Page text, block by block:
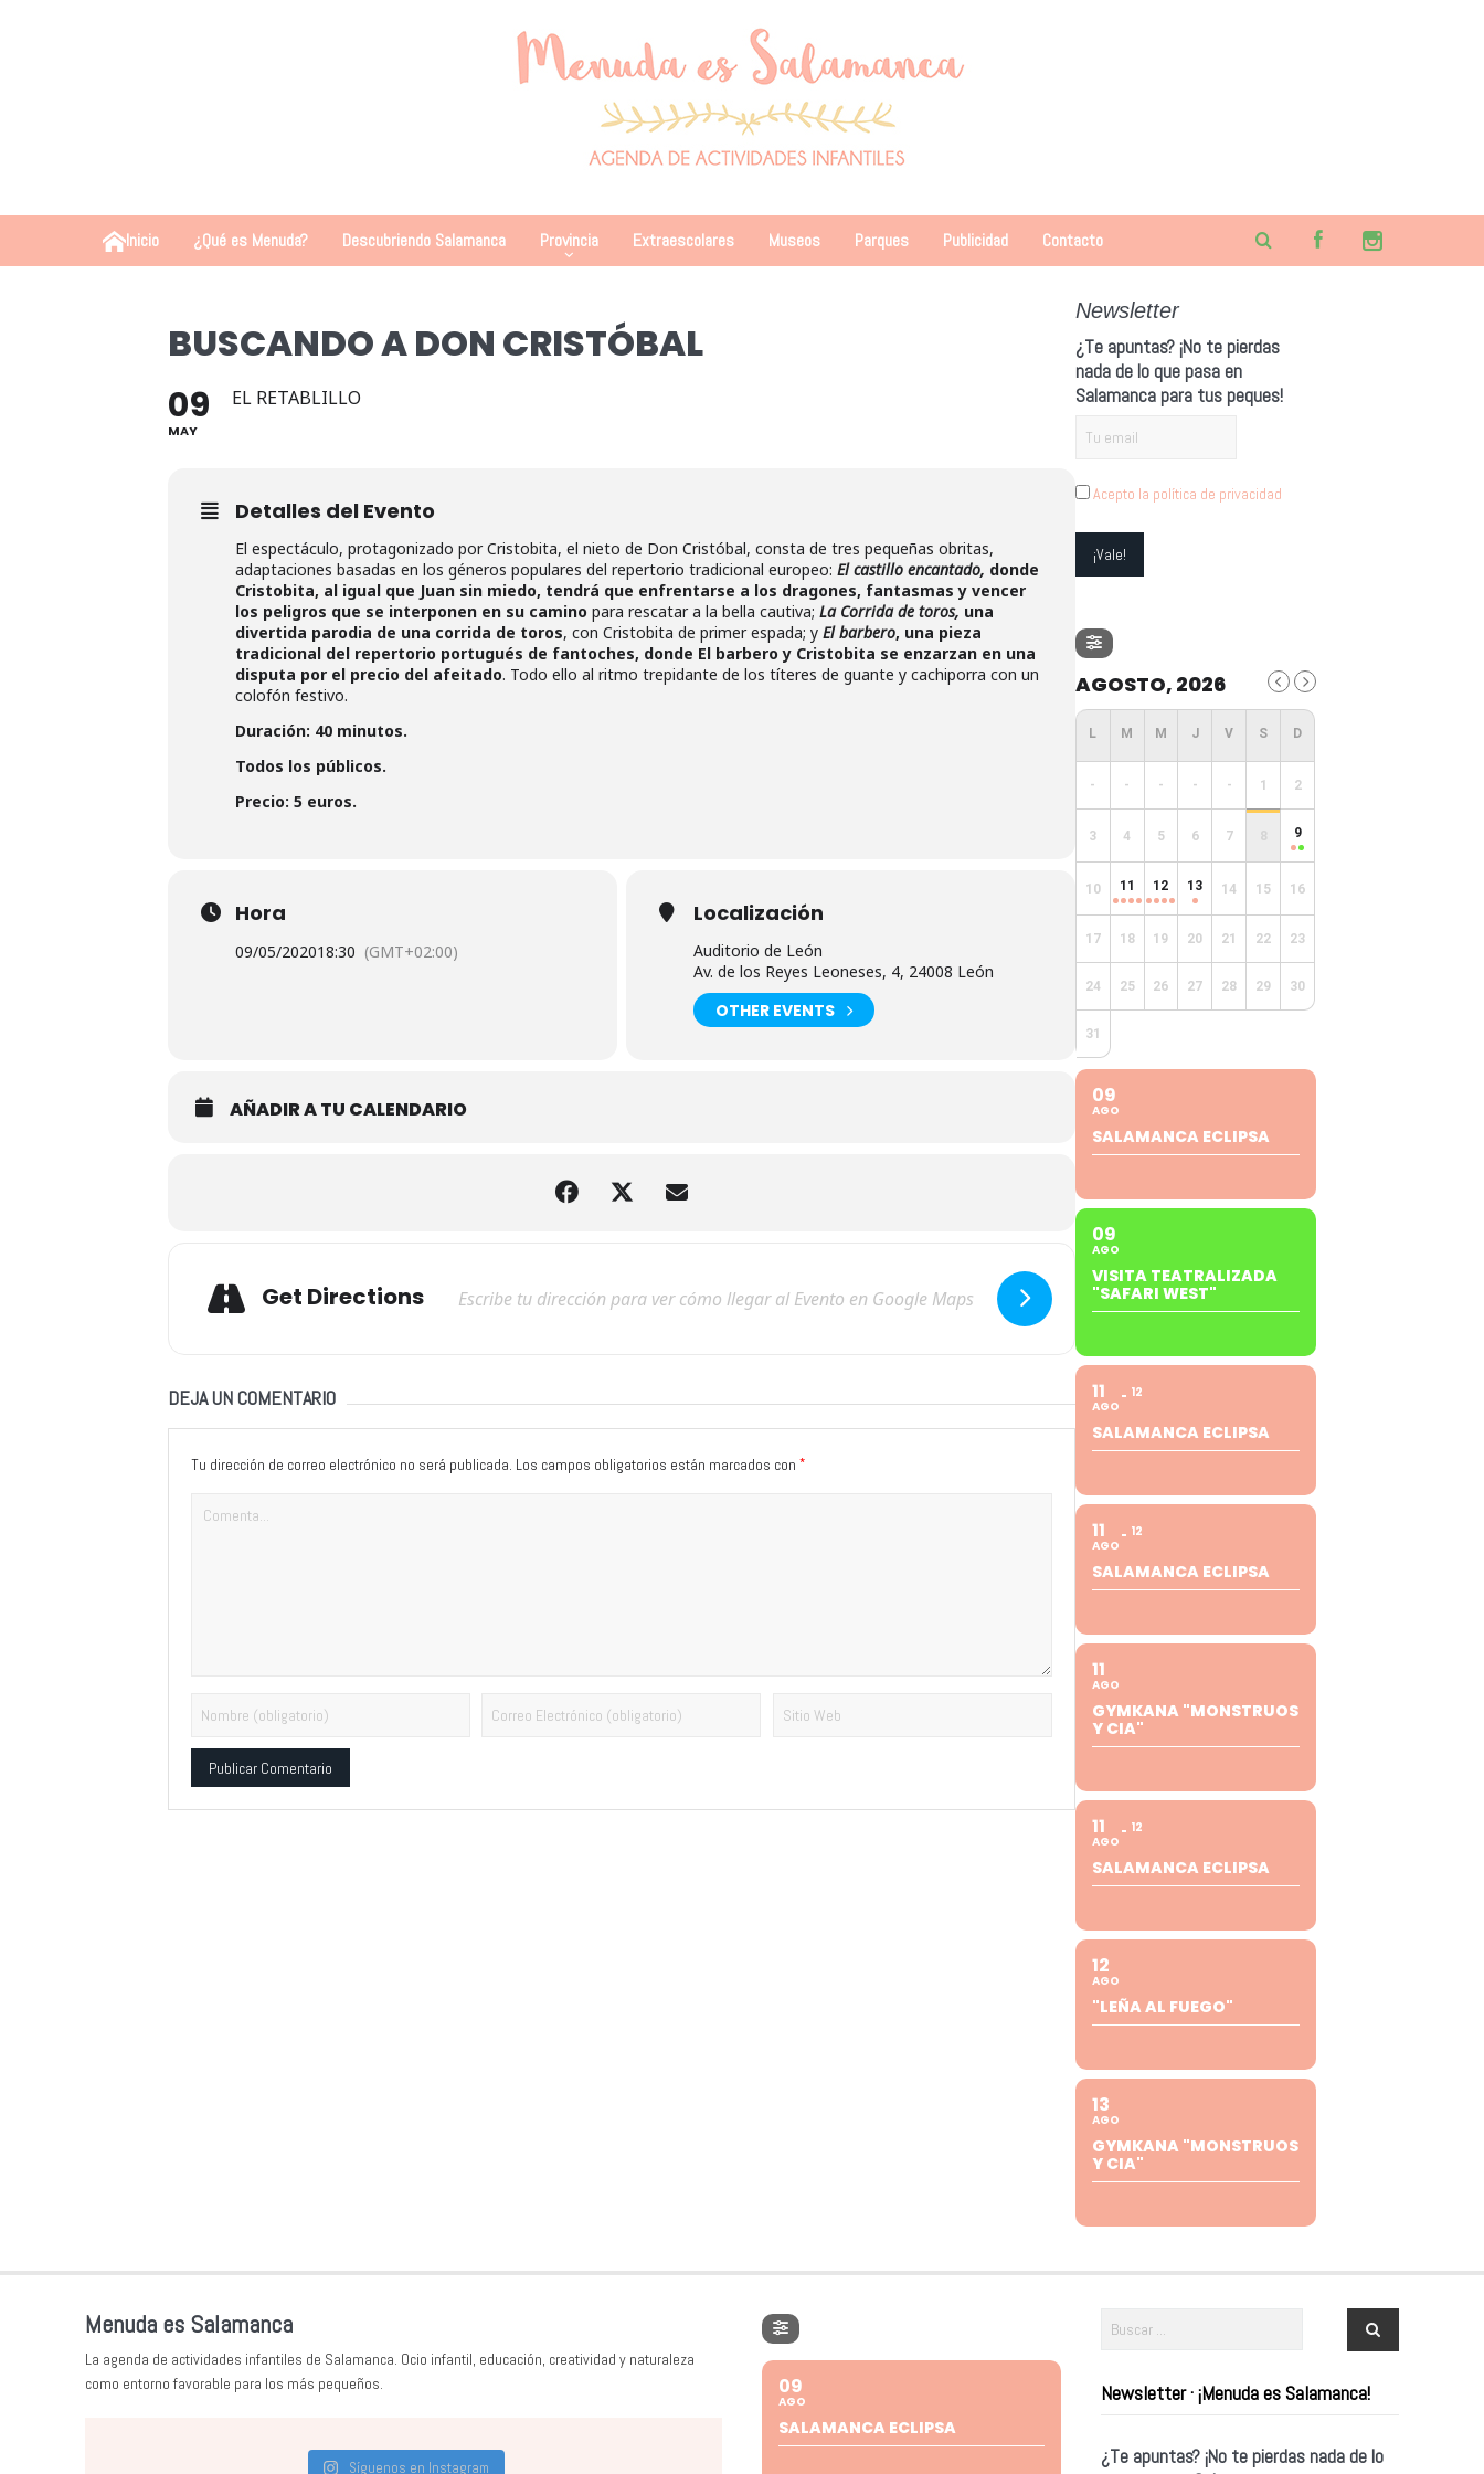
Inicio ¿Qué es Menuda? Descubriendo Salamanca Provincia Extraescolares Museos Parques Publicidad Contacto
BUSCANDO A DON CRISTÓBAL
09
MAY
EL RETABLILLO
Detalles del Evento
El espectáculo, protagonizado por Cristobita, el nieto de Don Cristóbal, consta de tres pequeñas obritas,
adaptaciones basadas en los géneros populares del repertorio tradicional europeo: El castillo encantado, donde
Cristobita, al igual que Juan sin miedo, tendrá que enfrentarse a los dragones, fantasmas y vencer
los peligros que se interponen en su camino para rescatar a la bella cautiva; La Corrida de toros, una
divertida parodia de una corrida de toros, con Cristobita de primer espada; y El barbero, una pieza
tradicional del repertorio portugués de fantoches, donde El barbero y Cristobita se enzarzan en una
disputa por el precio del afeitado. Todo ello al ritmo trepidante de los títeres de guante y cachiporra con un
colofón festivo.
Duración: 40 minutos.
Todos los públicos.
Precio: 5 euros.
Hora
09/05/202018:30 (GMT+02:00)
Localización
Auditorio de León
Av. de los Reyes Leoneses, 4, 24008 León
OTHER EVENTS
AÑADIR A TU CALENDARIO
Get Directions
DEJA UN COMENTARIO
Tu dirección de correo electrónico no será publicada. Los campos obligatorios están marcados con *
Newsletter
¿Te apuntas? ¡No te pierdas
nada de lo que pasa en
Salamanca para tus peques!
Acepto la política de privacidad
AGOSTO, 2026
- - - - - 1 2
3 4 5 6 7 8 9
10 11 12 13 14 15 16
17 18 19 20 21 22 23
24 25 26 27 28 29 30
31
09
AGO
SALAMANCA ECLIPSA
09
AGO
VISITA TEATRALIZADA
"SAFARI WEST"
11
AGO
12
SALAMANCA ECLIPSA
11
AGO
12
SALAMANCA ECLIPSA
11
AGO
GYMKANA "MONSTRUOS
Y CIA"
11
AGO
12
SALAMANCA ECLIPSA
12
AGO
"LEÑA AL FUEGO"
13
AGO
GYMKANA "MONSTRUOS
Y CIA"
Menuda es Salamanca
La agenda de actividades infantiles de Salamanca. Ocio infantil, educación, creatividad y naturaleza
como entorno favorable para los más pequeños.
Síguenos en Instagram
09
AGO
SALAMANCA ECLIPSA
Newsletter · ¡Menuda es Salamanca!
¿Te apuntas? ¡No te pierdas nada de lo